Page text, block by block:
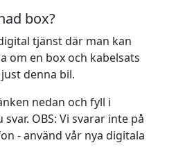
box?
tjänst där man kan
om en box och kabelsats
denna bil.
nedan och fyll i
OBS: Vi svarar inte på
- använd vår nya digitala